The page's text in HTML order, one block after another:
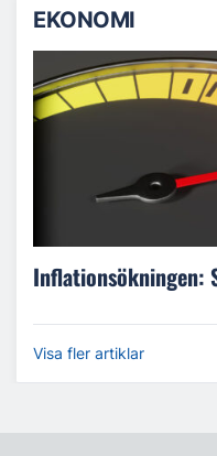
EKONOMI
Inflationsökningen:
Visa fler artiklar